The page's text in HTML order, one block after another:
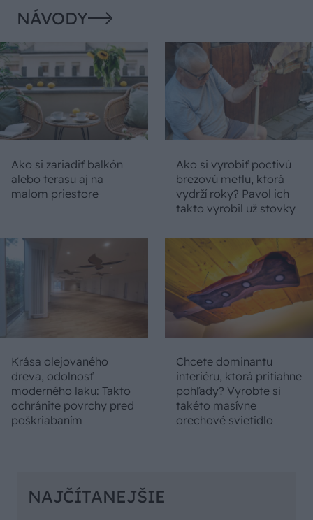
NÁVODY
Ako si zariadiť balkón
alebo terasu aj na
malom priestore
Ako si vyrobiť poctivú
brezovú metlu, ktorá
vydrží roky? Pavol ich
takto vyrobil už stovky
Krása olejovaného
dreva, odolnosť
moderného laku: Takto
ochránite povrchy pred
poškriabaním
Chcete dominantu
interiéru, ktorá pritiahne
pohľady? Vyrobte si
takéto masívne
orechové svietidlo
NAJČÍTANEJŠIE